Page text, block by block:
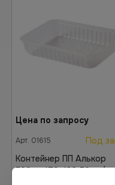
Цена по запросу
Арт. 01615
Под
Контейнер ПП Алькор
500мл 179х132 50шт/уп